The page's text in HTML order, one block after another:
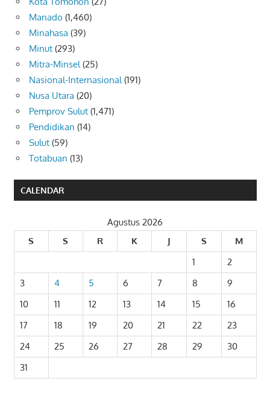
Manado (1,460)
Minahasa (39)
Minut (293)
Mitra-Minsel (25)
Nasional-Internasional (191)
Nusa Utara (20)
Pemprov Sulut (1,471)
Pendidikan (14)
Sulut (59)
Totabuan (13)
CALENDAR
Agustus 2026
S
S R K J S
M
1
2
3
4 5 6 7 8
9
10
11 12 13 14 15
16
17
18 19 20 21 22
23
24
25 26 27 28 29
30
31